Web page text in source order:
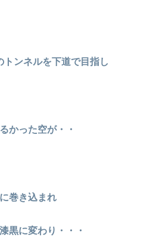
トンネルを下道で目指し
かった空が・・
巻き込まれ
黒に変わり・・・